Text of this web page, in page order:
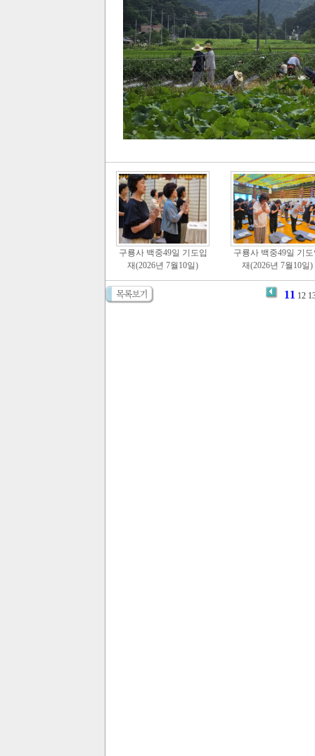
구룡사 백중49일 기도입
재(2026년 7월10일)
구룡사 백중49일 기도
재(2026년 7월10일)
11 12